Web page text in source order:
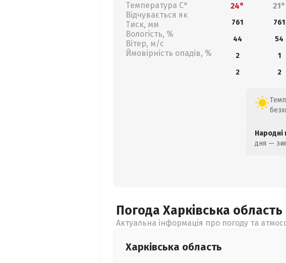
Температура С°
Відчувається як
Тиск, мм
Вологість, %
Вітер, м/с
Ймовірність опадів, %
24°
21°
761 761
44
54
2
1
2
2
Народні
дня —
Погода Харківська область
Актуальна інформація про погоду та
Харківська область